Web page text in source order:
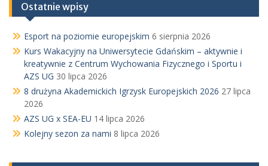
Ostatnie wpisy
Esport na poziomie europejskim 6 sierpnia 2026
Kurs Wakacyjny na Uniwersytecie Gdańskim – aktywnie i
kreatywnie z Centrum Wychowania Fizycznego i Sportu i
AZS UG 30 lipca 2026
8 drużyna Akademickich Igrzysk Europejskich 2026 27 lipca
2026
AZS UG x SEA-EU 14 lipca 2026
Kolejny sezon za nami 8 lipca 2026